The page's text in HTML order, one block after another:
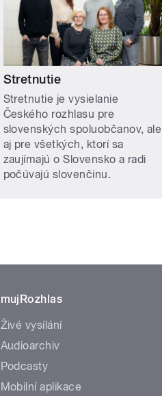
Stretnutie
Stretnutie je vysielanie
Českého rozhlasu pre
slovenských spoluobčanov, ale
aj pre všetkých, ktorí sa
zaujímajú o Slovensko a radi
počúvajú slovenčinu.
mujRozhlas
Živé vysílání
Audioarchiv
Podcasty
Mobilní aplikace